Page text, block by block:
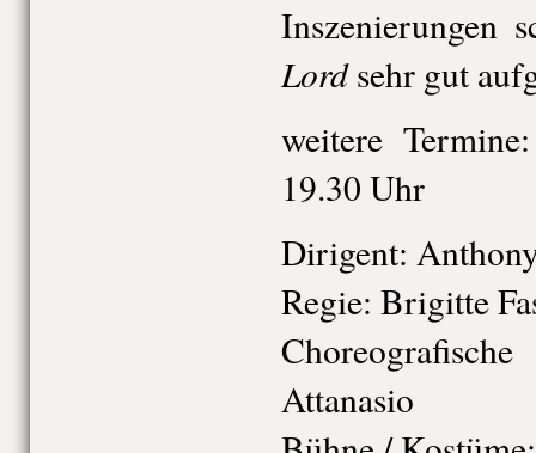
Inszenierungen
Lordsehr gut
weitere
19.30 Uhr
Dirigent:
Regie: Brigitte
Attanasio